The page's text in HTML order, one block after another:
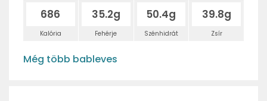
686
Kalória
35.2g
Fehérje
50.4g
Szénhidrát
39.8g
Zsír
Még több bableves